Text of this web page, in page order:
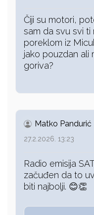
Čiji su motori,
sam da svu svi ti
poreklom iz
jako pouzdan ali
goriva?
Matko Pandurić
27.2.2026. 13:23
Radio emisija
začuđen da to
biti najbolji. 😊👏